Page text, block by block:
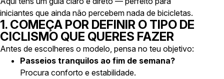
iniciantes que ainda não percebem nada de bicicletas.
1. COMEÇA POR DEFINIR O TIPO DE
CICLISMO QUE QUERES FAZER
Antes de escolheres o modelo, pensa no teu objetivo:
Passeios tranquilos ao fim de semana?
Procura conforto e estabilidade.